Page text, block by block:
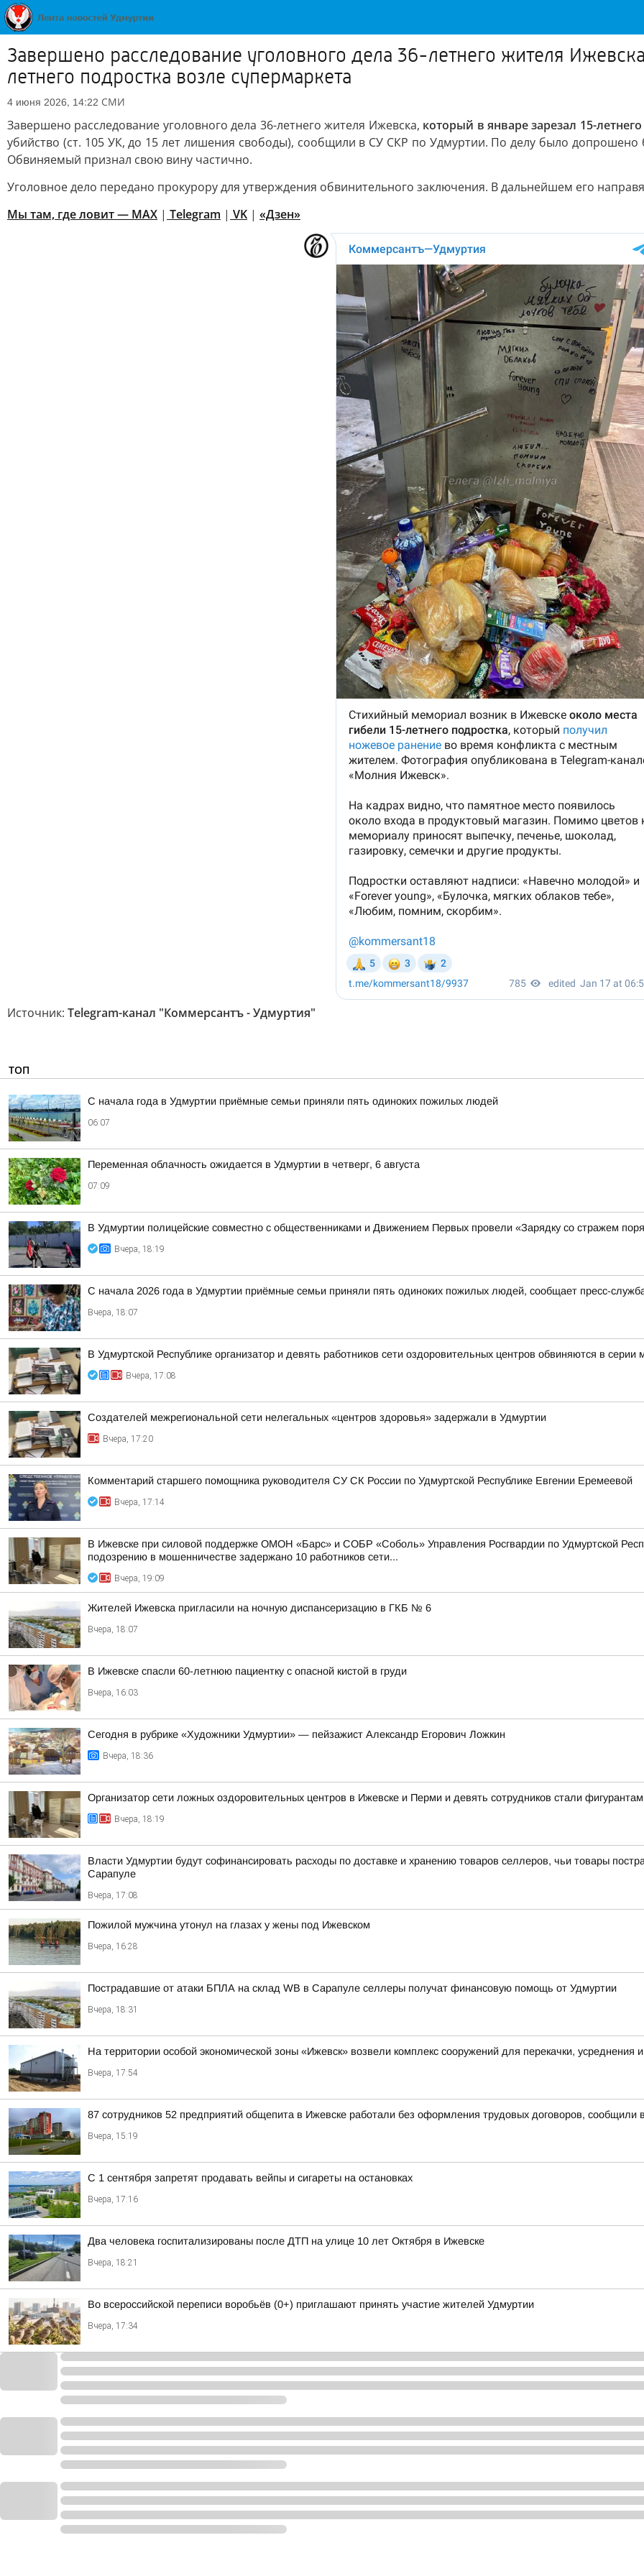
Завершено расследование уголовного дела 36-летнего жителя
летнего подростка возле супермаркета
4 июня 2026, 14:22 СМИ
Завершено расследование уголовного дела 36-летнего жителя Ижевска, который в январе зарезал 15-
убийство (ст. 105 УК, до 15 лет лишения свободы), сообщили в СУ СКР по Удмуртии. По делу было допрошено
Обвиняемый признал свою вину частично.
Уголовное дело передано прокурору для утверждения обвинительного заключения. В дальнейшем его
Мы там, где ловит — MAX | Telegram | VK | «Дзен»
Источник: Telegram-канал "Коммерсантъ - Удмуртия"
ТОП
С начала года в Удмуртии приёмные семьи приняли пять одиноких пожилых людей
06:07
Переменная облачность ожидается в Удмуртии в четверг, 6 августа
07:09
В Удмуртии полицейские совместно с общественниками и Движением Первых провели «Зарядку со стражем
Вчера, 18:19
С начала 2026 года в Удмуртии приёмные семьи приняли пять одиноких пожилых людей, сообщает пресс-
Вчера, 18:07
В Удмуртской Республике организатор и девять работников сети оздоровительных центров обвиняются в серии
Вчера, 17:08
Создателей межрегиональной сети нелегальных «центров здоровья» задержали в Удмуртии
Вчера, 17:20
Комментарий старшего помощника руководителя СУ СК России по Удмуртской Республике Евгении Еремеевой
Вчера, 17:14
В Ижевске при силовой поддержке ОМОН «Барс» и СОБР «Соболь» Управления Росгвардии по Удмуртской
подозрению в мошенничестве задержано 10 работников сети...
Вчера, 19:09
Жителей Ижевска пригласили на ночную диспансеризацию в ГКБ № 6
Вчера, 18:07
В Ижевске спасли 60-летнюю пациентку с опасной кистой в груди
Вчера, 16:03
Сегодня в рубрике «Художники Удмуртии» — пейзажист Александр Егорович Ложкин
Вчера, 18:36
Организатор сети ложных оздоровительных центров в Ижевске и Перми и девять сотрудников стали
Вчера, 18:19
Власти Удмуртии будут софинансировать расходы по доставке и хранению товаров селлеров, чьи товары
Сарапуле
Вчера, 17:08
Пожилой мужчина утонул на глазах у жены под Ижевском
Вчера, 16:28
Пострадавшие от атаки БПЛА на склад WB в Сарапуле селлеры получат финансовую помощь от Удмуртии
Вчера, 18:31
На территории особой экономической зоны «Ижевск» возвели комплекс сооружений для перекачки, усреднения
Вчера, 17:54
87 сотрудников 52 предприятий общепита в Ижевске работали без оформления трудовых договоров, сообщили
Вчера, 15:19
С 1 сентября запретят продавать вейпы и сигареты на остановках
Вчера, 17:16
Два человека госпитализированы после ДТП на улице 10 лет Октября в Ижевске
Вчера, 18:21
Во всероссийской переписи воробьёв (0+) приглашают принять участие жителей Удмуртии
Вчера, 17:34